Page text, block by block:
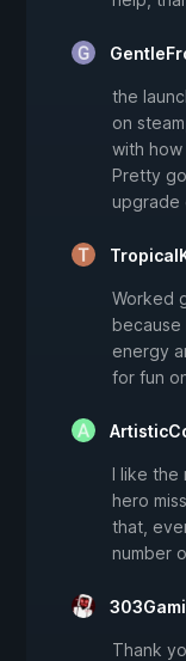
the
on
with
Pretty
upgrade
Worked
energy
for fun
I like the
hero
that,
number
Thank